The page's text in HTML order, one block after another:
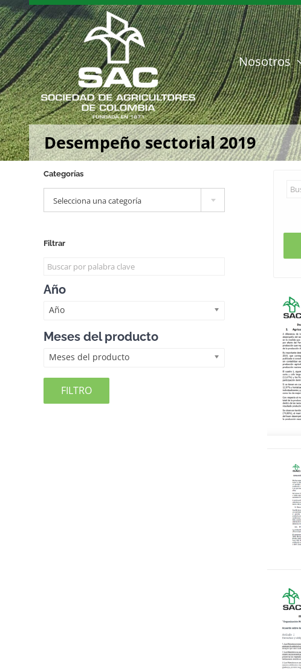
Saltar
al
contenido
Nosotros
Desempeño sectorial 2019
Categorías
Selecciona una categoría
Filtrar
Año
Año
Meses del producto
Meses del producto
FILTRO